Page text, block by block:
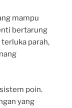
mampu
bertarung
parah,
poin.
yang